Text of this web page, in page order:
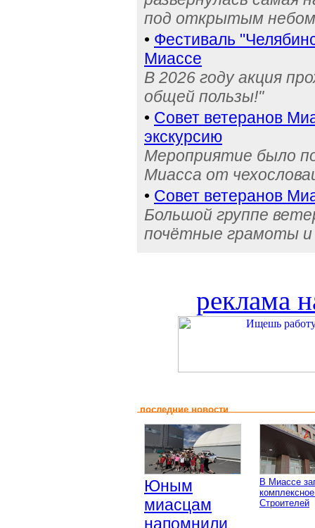
под открытым небом
• Фестиваль
Миассе
В 2026 году акция
общей пользы!"
• Совет ветеранов
экскурсию
Мероприятие было
Миасса от
• Совет ветеранов
Большой группе
почётные грамоты и
реклама
последние новости
Юным
миасцам
напомнили
В Миассе
Строителей